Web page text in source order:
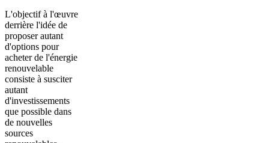
L'objectif à l'œuvre
derrière l'idée de
proposer autant
d'options pour
acheter de l'énergie
renouvelable
consiste à susciter
autant
d'investissements
que possible dans
de nouvelles
sources